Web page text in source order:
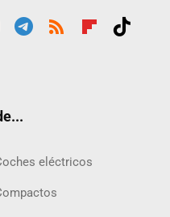
eléctricos